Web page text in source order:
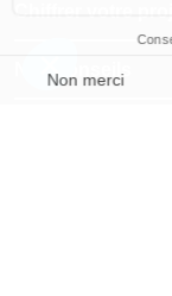
Nos conseils